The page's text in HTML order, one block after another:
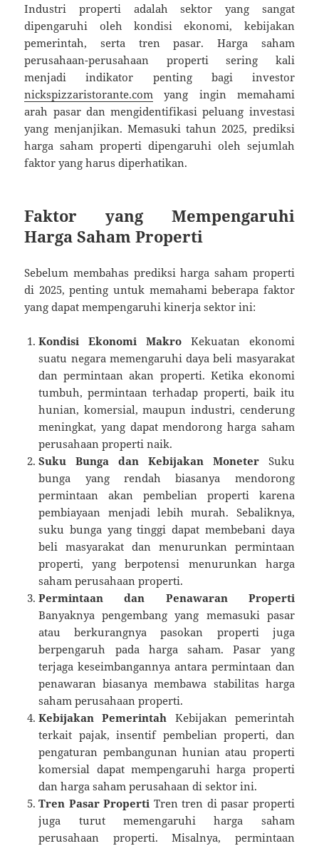
Industri properti adalah sektor yang sangat
dipengaruhi oleh kondisi ekonomi, kebijakan
pemerintah, serta tren pasar. Harga saham
perusahaan-perusahaan properti sering kali
menjadi indikator penting bagi investor
nickspizzaristorante.com yang ingin memahami
arah pasar dan mengidentifikasi peluang investasi
yang menjanjikan. Memasuki tahun 2025, prediksi
harga saham properti dipengaruhi oleh sejumlah
faktor yang harus diperhatikan.
Faktor yang Mempengaruhi
Harga Saham Properti
Sebelum membahas prediksi harga saham properti
di 2025, penting untuk memahami beberapa faktor
yang dapat mempengaruhi kinerja sektor ini:
Kondisi Ekonomi Makro Kekuatan ekonomi
suatu negara memengaruhi daya beli masyarakat
dan permintaan akan properti. Ketika ekonomi
tumbuh, permintaan terhadap properti, baik itu
hunian, komersial, maupun industri, cenderung
meningkat, yang dapat mendorong harga saham
perusahaan properti naik.
Suku Bunga dan Kebijakan MoneterSuku
bunga yang rendah biasanya mendorong
permintaan akan pembelian properti karena
pembiayaan menjadi lebih murah. Sebaliknya,
suku bunga yang tinggi dapat membebani daya
beli masyarakat dan menurunkan permintaan
properti, yang berpotensi menurunkan harga
saham perusahaan properti.
Permintaan dan Penawaran Properti
Banyaknya pengembang yang memasuki pasar
atau berkurangnya pasokan properti juga
berpengaruh pada harga saham. Pasar yang
terjaga keseimbangannya antara permintaan dan
penawaran biasanya membawa stabilitas harga
saham perusahaan properti.
Kebijakan Pemerintah Kebijakan pemerintah
terkait pajak, insentif pembelian properti, dan
pengaturan pembangunan hunian atau properti
komersial dapat mempengaruhi harga properti
dan harga saham perusahaan di sektor ini.
Tren Pasar Properti Tren tren di pasar properti
juga turut memengaruhi harga saham
perusahaan properti. Misalnya, permintaan